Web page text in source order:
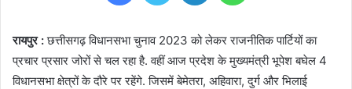
रायपुर :छत्तीसगढ़ विधानसभा चुनाव 2023 को लेकर राजनीतिक पार्टियों का
प्रचार प्रसार जोरों से चल रहा है. वहीं आज प्रदेश के मुख्यमंत्री भूपेश बघेल 4
विधानसभा क्षेत्रों के दौरे पर रहेंगे. जिसमें बेमेतरा, अहिवारा, दुर्ग और भिलाई